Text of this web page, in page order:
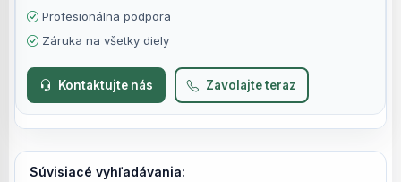
Profesionálna podpora
Záruka na všetky diely
Kontaktujte nás Zavolajte teraz
Súvisiacé vyhľadávania: